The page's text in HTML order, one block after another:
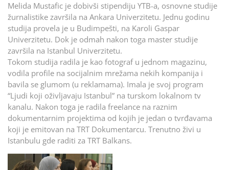
Melida Mustafic je dobivši stipendiju YTB-a, osnovne studije
žurnalistike završila na Ankara Univerzitetu. Jednu godinu
studija provela je u Budimpešti, na Karoli Gaspar
Univerzitetu. Dok je odmah nakon toga master studije
završila na Istanbul Univerzitetu.
Tokom studija radila je kao fotograf u jednom magazinu,
vodila profile na socijalnim mrežama nekih kompanija i
bavila se glumom (u reklamama). Imala je svoj program
“Ljudi koji oživljavaju Istanbul” na turskom lokalnom tv
kanalu. Nakon toga je radila freelance na raznim
dokumentarnim projektima od kojih je jedan o tvrđavama
koji je emitovan na TRT Dokumentarcu. Trenutno živi u
Istanbulu gde raditi za TRT Balkans.